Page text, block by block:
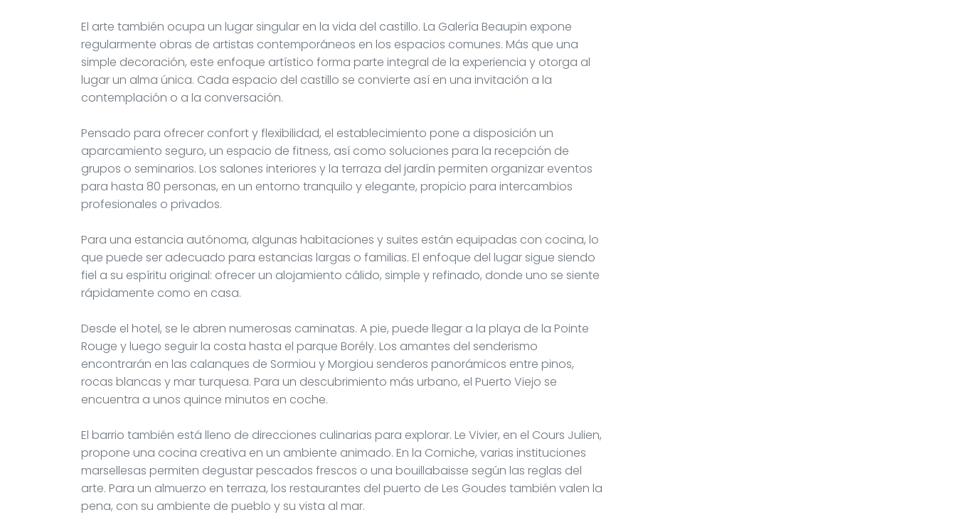
El arte también ocupa un lugar singular en la vida del castillo. La Galería Beaupin expone
regularmente obras de artistas contemporáneos en los espacios comunes. Más que una
simple decoración, este enfoque artístico forma parte integral de la experiencia y otorga al
lugar un alma única. Cada espacio del castillo se convierte así en una invitación a la
contemplación o a la conversación.
Pensado para ofrecer confort y flexibilidad, el establecimiento pone a disposición un
aparcamiento seguro, un espacio de fitness, así como soluciones para la recepción de
grupos o seminarios. Los salones interiores y la terraza del jardín permiten organizar eventos
para hasta 80 personas, en un entorno tranquilo y elegante, propicio para intercambios
profesionales o privados.
Para una estancia autónoma, algunas habitaciones y suites están equipadas con cocina, lo
que puede ser adecuado para estancias largas o familias. El enfoque del lugar sigue siendo
fiel a su espíritu original: ofrecer un alojamiento cálido, simple y refinado, donde uno se siente
rápidamente como en casa.
Desde el hotel, se le abren numerosas caminatas. A pie, puede llegar a la playa de la Pointe
Rouge y luego seguir la costa hasta el parque Borély. Los amantes del senderismo
encontrarán en las calanques de Sormiou y Morgiou senderos panorámicos entre pinos,
rocas blancas y mar turquesa. Para un descubrimiento más urbano, el Puerto Viejo se
encuentra a unos quince minutos en coche.
El barrio también está lleno de direcciones culinarias para explorar. Le Vivier, en el Cours Julien,
propone una cocina creativa en un ambiente animado. En la Corniche, varias instituciones
marsellesas permiten degustar pescados frescos o una bouillabaisse según las reglas del
arte. Para un almuerzo en terraza, los restaurantes del puerto de Les Goudes también valen la
pena, con su ambiente de pueblo y su vista al mar.